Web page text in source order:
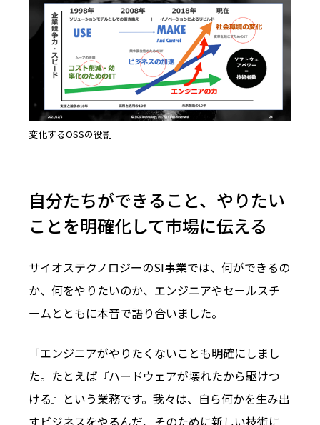
変化するOSSの役割
自分たちができること、やりたい
ことを明確化して市場に伝える
サイオステクノロジーのSI事業では、何ができるの
か、何をやりたいのか、エンジニアやセールスチ
ームとともに本音で語り合いました。
「エンジニアがやりたくないことも明確にしまし
た。たとえば『ハードウェアが壊れたから駆けつ
ける』という業務です。我々は、自ら何かを生み出
すビジネスをやるんだ、そのために新しい技術に